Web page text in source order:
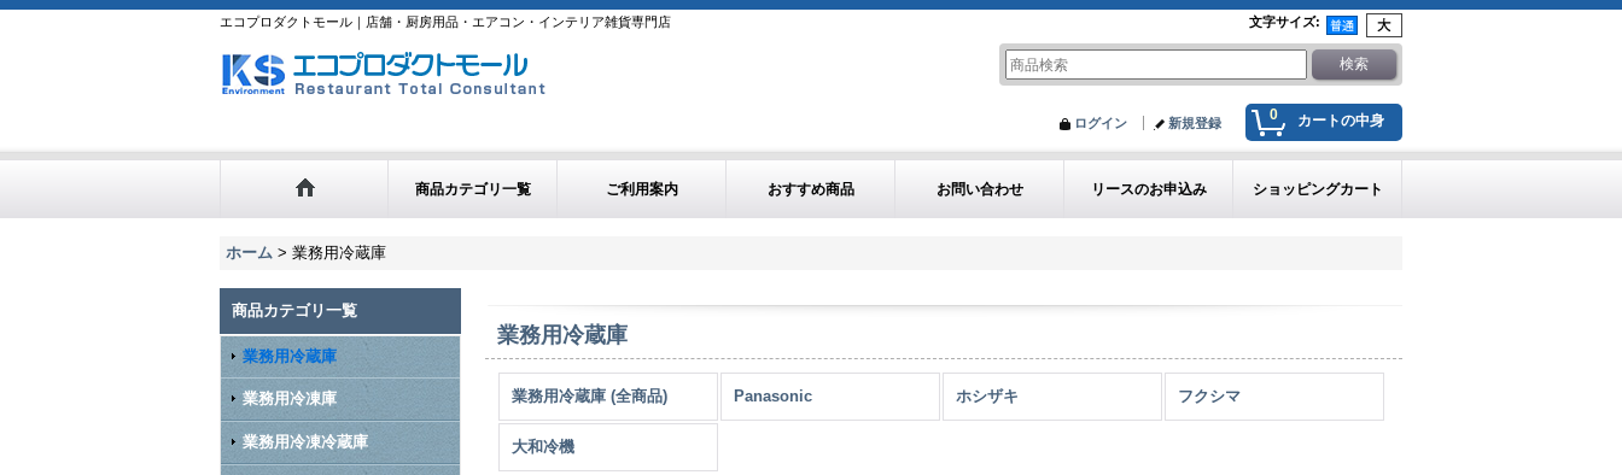
エコプロダクトモール｜店舗・厨房用品・エアコン・インテリア雑貨専門店 文字サイズ:
0 カートの中身
ログイン 新規登録
商品カテゴリ一覧 ご利用案内 おすすめ商品 お問い合わせ リースのお申込み ショッピングカート
ホーム > 業務用冷蔵庫
商品カテゴリ一覧
業務用冷蔵庫
業務用冷凍庫
業務用冷凍冷蔵庫
業務用冷蔵庫
業務用冷蔵庫 (全商品) Panasonic ホシザキ フクシマ
大和冷機